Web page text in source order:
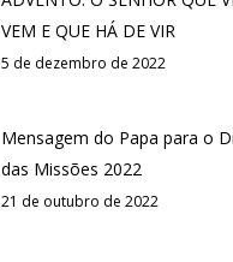
VEM E QUE HÁ DE VIR
5 de dezembro de 2022
Mensagem do Papa para o
das Missões 2022
21 de outubro de 2022